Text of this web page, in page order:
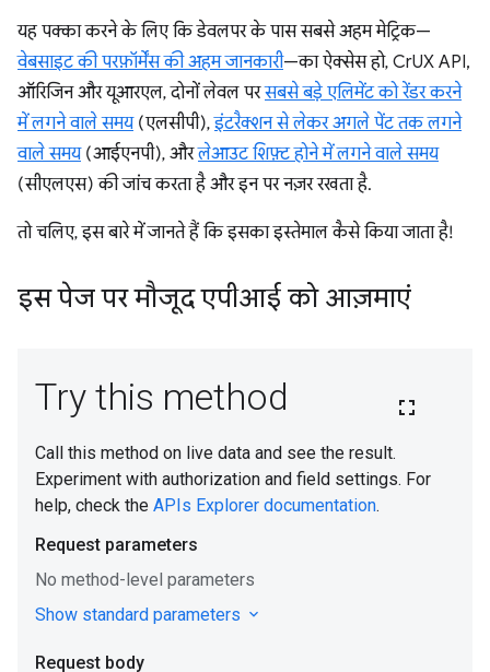
यह पक्का करने के लिए कि डेवलपर के पास सबसे अहम मेट्रिक—
वेबसाइट की परफ़ॉर्मेंस की अहम जानकारी—का ऐक्सेस हो, CrUX API,
ऑरिजिन और यूआरएल, दोनों लेवल परसबसे बड़े एलिमेंट को रेंडर करने
में लगने वाले समय(एलसीपी),इंटरैक्शन से लेकर अगले पेंट तक लगने
वाले समय(आईएनपी), औरलेआउट शिफ़्ट होने में लगने वाले समय
(सीएलएस) की जांच करता है और इन पर नज़र रखता है.
तो चलिए, इस बारे में जानते हैं कि इसका इस्तेमाल कैसे किया जाता है!
इस पेज पर मौजूद एपीआई को आज़माएं